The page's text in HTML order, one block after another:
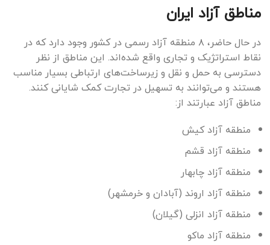
مناطق آزاد ایران
در حال حاضر، ۸ منطقه آزاد رسمی در کشور وجود دارد که در
نقاط استراتژیک و تجاری واقع شده‌اند. این مناطق از نظر
دسترسی به حمل و نقل و زیرساخت‌های ارتباطی بسیار مناسب
هستند و می‌توانند به تسهیل در تجارت کمک شایانی کنند.
مناطق آزاد عبارتند از:
منطقه آزاد کیش
منطقه آزاد قشم
منطقه آزاد چابهار
منطقه آزاد اروند (آبادان و خرمشهر)
منطقه آزاد انزلی (گیلان)
منطقه آزاد ماکو